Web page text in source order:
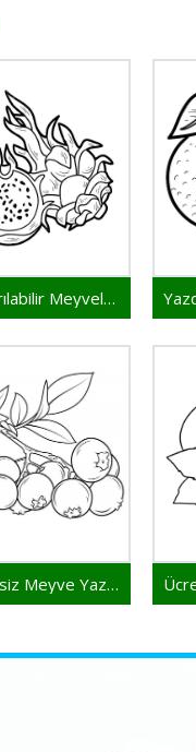
Yazdırılabilir Meyveler Ücretsiz
Ücretsiz Meyve Yazdırılabilir